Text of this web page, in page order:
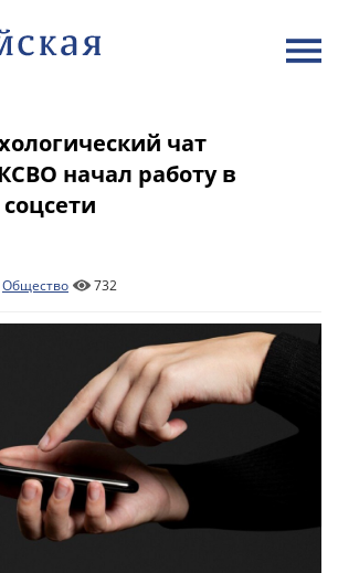
чат
начал работу в
Общество 732